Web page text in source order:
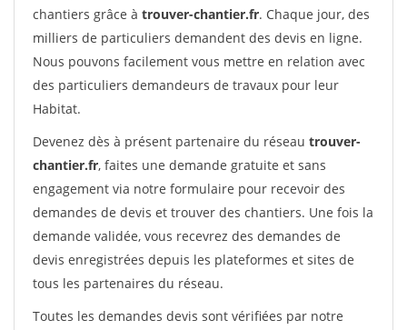
chantiers grâce à trouver-chantier.fr. Chaque jour, des
milliers de particuliers demandent des devis en ligne.
Nous pouvons facilement vous mettre en relation avec
des particuliers demandeurs de travaux pour leur
Habitat.
Devenez dès à présent partenaire du réseau trouver-
chantier.fr, faites une demande gratuite et sans
engagement via notre formulaire pour recevoir des
demandes de devis et trouver des chantiers. Une fois la
demande validée, vous recevrez des demandes de
devis enregistrées depuis les plateformes et sites de
tous les partenaires du réseau.
Toutes les demandes devis sont vérifiées par notre